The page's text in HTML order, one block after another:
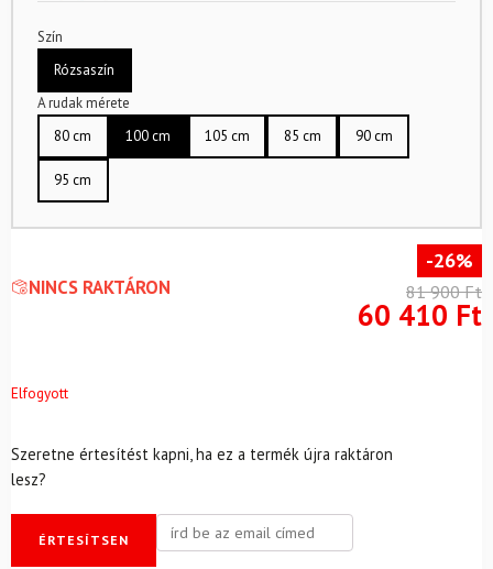
Szín
Rózsaszín
A rudak mérete
80 cm
100 cm 105 cm 85 cm 90 cm
95 cm
NINCS RAKTÁRON
-26%
81 900Ft
60 410 Ft
Elfogyott
Szeretne értesítést kapni, ha ez a termék újra raktáron
lesz?
ÉRTESÍTSEN